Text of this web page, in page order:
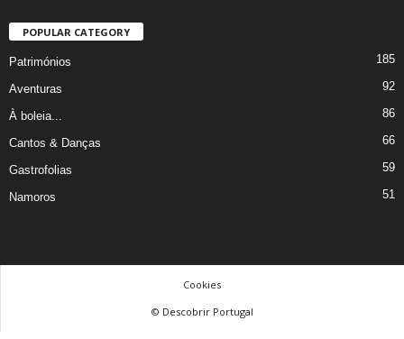
POPULAR CATEGORY
Patrimónios 185
Aventuras 92
À boleia... 86
Cantos & Danças 66
Gastrofolias 59
Namoros 51
Cookies
© Descobrir Portugal